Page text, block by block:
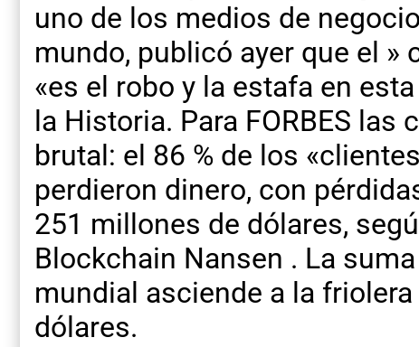
uno de los medios de
mundo, publicó ayer que el »
«es el robo y la estafa en
la Historia. Para FORBES
brutal: el 86 % de los
perdieron dinero, con
251 millones de dólares,
Blockchain Nansen . La
mundial asciende a la
dólares.